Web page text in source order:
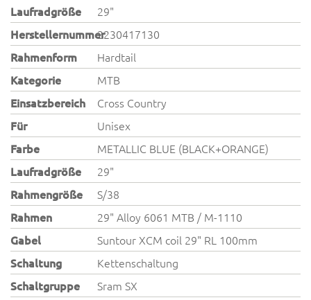
Laufradgröße
29"
Herstellernummer2230417130
Rahmenform
Hardtail
Kategorie
MTB
Einsatzbereich
Cross Country
Für
Unisex
Farbe
METALLIC BLUE (BLACK+ORANGE)
Laufradgröße
29"
Rahmengröße
S/38
Rahmen
29" Alloy 6061 MTB / M-1110
Gabel
Suntour XCM coil 29" RL 100mm
Schaltung
Kettenschaltung
Schaltgruppe
Sram SX